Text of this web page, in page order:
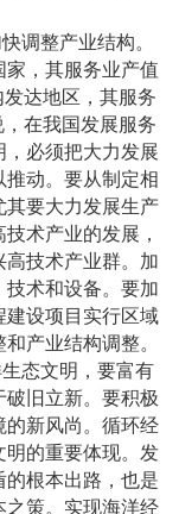
调整产业结构。
家，其服务业产值
达地区，其服务
，在我国发展服务
，必须把大力发展
推动。要从制定相
其要大力发展生产
术产业的发展，
技术产业群。加
术和设备。要加
建设项目实行区域
产业结构调整。
态文明，要富有
破旧立新。要积极
的新风尚。循环经
明的重要体现。发
的根本出路，也是
之策。实现海洋经